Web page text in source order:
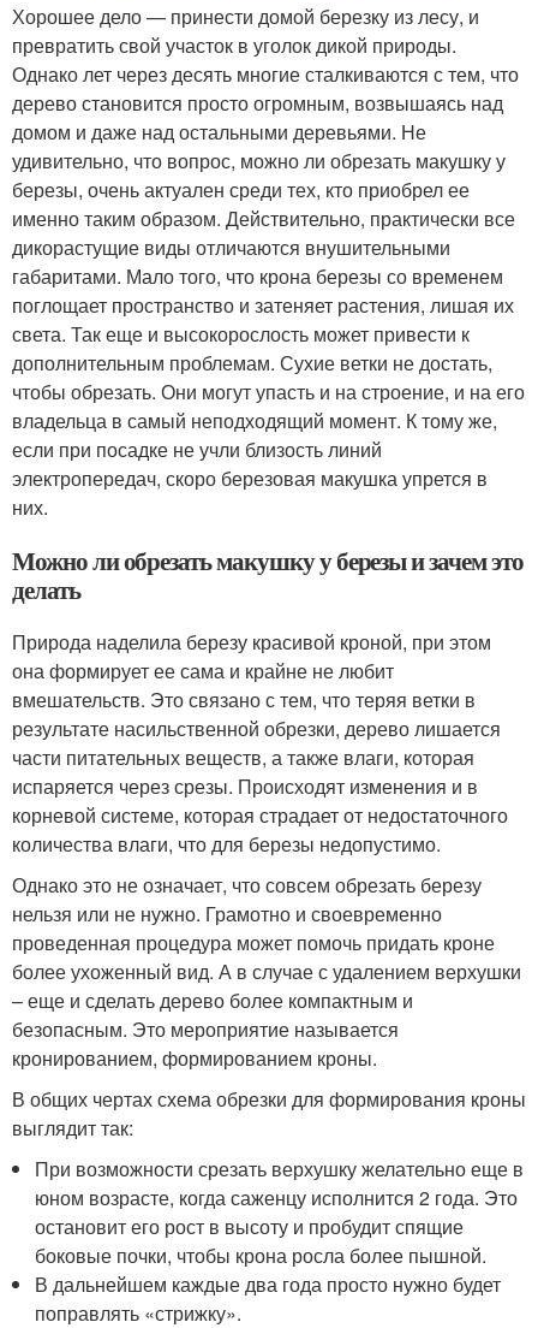
Хорошее дело — принести домой березку из лесу, и
превратить свой участок в уголок дикой природы.
Однако лет через десять многие сталкиваются с тем, что
дерево становится просто огромным, возвышаясь над
домом и даже над остальными деревьями. Не
удивительно, что вопрос, можно ли обрезать макушку у
березы, очень актуален среди тех, кто приобрел ее
именно таким образом. Действительно, практически все
дикорастущие виды отличаются внушительными
габаритами. Мало того, что крона березы со временем
поглощает пространство и затеняет растения, лишая их
света. Так еще и высокорослость может привести к
дополнительным проблемам. Сухие ветки не достать,
чтобы обрезать. Они могут упасть и на строение, и на его
владельца в самый неподходящий момент. К тому же,
если при посадке не учли близость линий
электропередач, скоро березовая макушка упрется в
них.
Можно ли обрезать макушку у березы и зачем это
делать
Природа наделила березу красивой кроной, при этом
она формирует ее сама и крайне не любит
вмешательств. Это связано с тем, что теряя ветки в
результате насильственной обрезки, дерево лишается
части питательных веществ, а также влаги, которая
испаряется через срезы. Происходят изменения и в
корневой системе, которая страдает от недостаточного
количества влаги, что для березы недопустимо.
Однако это не означает, что совсем обрезать березу
нельзя или не нужно. Грамотно и своевременно
проведенная процедура может помочь придать кроне
более ухоженный вид. А в случае с удалением верхушки
– еще и сделать дерево более компактным и
безопасным. Это мероприятие называется
кронированием, формированием кроны.
В общих чертах схема обрезки для формирования кроны
выглядит так:
При возможности срезать верхушку желательно еще в
юном возрасте, когда саженцу исполнится 2 года. Это
остановит его рост в высоту и пробудит спящие
боковые почки, чтобы крона росла более пышной.
В дальнейшем каждые два года просто нужно будет
поправлять «стрижку».